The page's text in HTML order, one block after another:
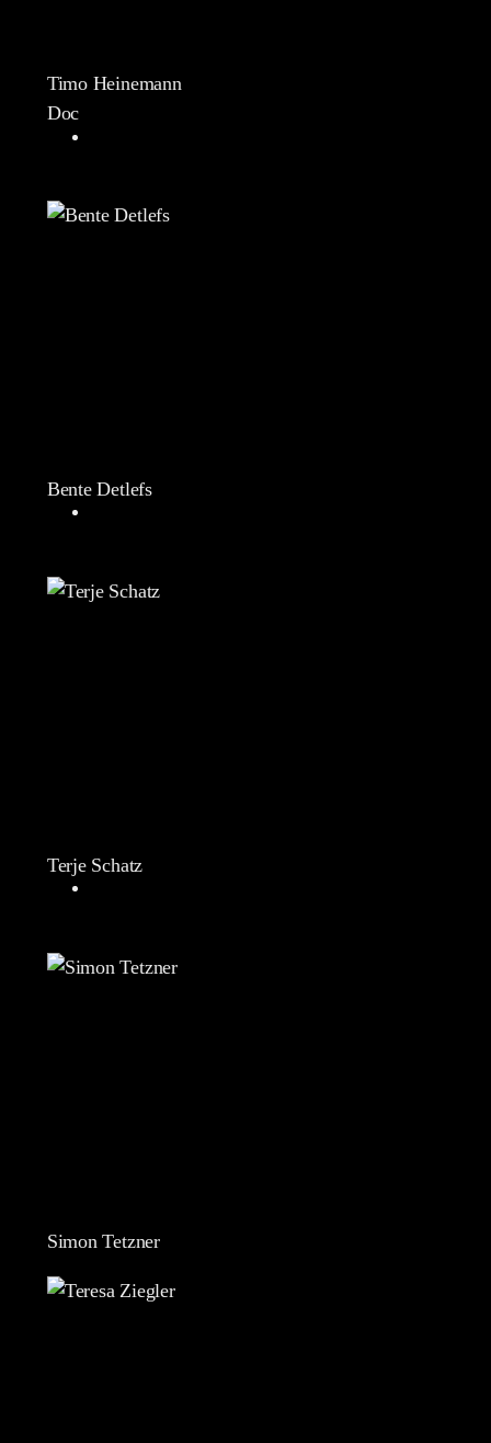
Timo Heinemann
Doc
Bente Detlefs
Terje Schatz
Simon Tetzner